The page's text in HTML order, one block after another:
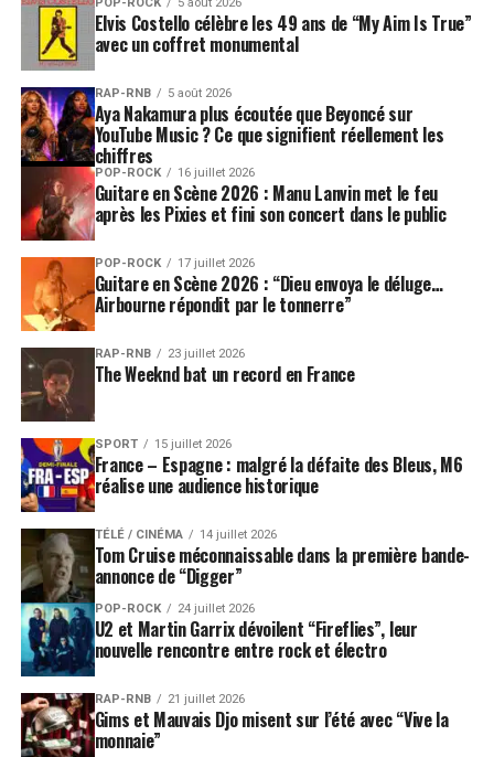
Elvis Costello célèbre les 49 ans de “My Aim Is True”
avec un coffret monumental
RAP-RNB 5 août 2026
Aya Nakamura plus écoutée que Beyoncé sur
YouTube Music ? Ce que signifient réellement les
chiffres
POP-ROCK 16 juillet 2026
Guitare en Scène 2026 : Manu Lanvin met le feu
après les Pixies et fini son concert dans le public
POP-ROCK 17 juillet 2026
Guitare en Scène 2026 : “Dieu envoya le déluge…
Airbourne répondit par le tonnerre”
RAP-RNB 23 juillet 2026
The Weeknd bat un record en France
SPORT 15 juillet 2026
France – Espagne : malgré la défaite des Bleus, M6
réalise une audience historique
TÉLÉ / CINÉMA 14 juillet 2026
Tom Cruise méconnaissable dans la première bande-
annonce de “Digger”
POP-ROCK 24 juillet 2026
U2 et Martin Garrix dévoilent “Fireflies”, leur
nouvelle rencontre entre rock et électro
RAP-RNB 21 juillet 2026
Gims et Mauvais Djo misent sur l’été avec “Vive la
monnaie”